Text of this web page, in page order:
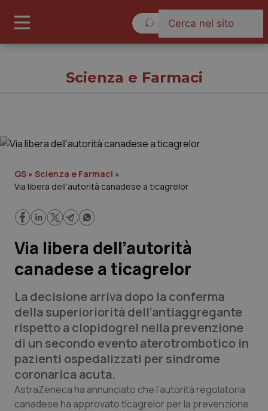
Cronache
Lavoro e Professioni
Scienza e Farmaci
Studi e Analisi
Lettere al direttore
Edizioni Regionali
Scienza e Farmaci
QS » Scienza e Farmaci »
Via libera dell’autorità canadese a ticagrelor
Via libera dell’autorità
canadese a ticagrelor
La decisione arriva dopo la conferma
della superioriorità dell’antiaggregante
rispetto a clopidogrel nella prevenzione
di un secondo evento aterotrombotico in
pazienti ospedalizzati per sindrome
coronarica acuta.
AstraZeneca ha annunciato che l’autorità regolatoria
canadese ha approvato ticagrelor per la prevenzione